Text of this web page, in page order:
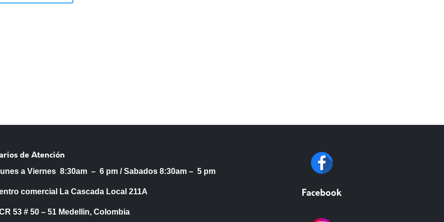
de Atención
a Viernes 8:30am – 6 pm /Sabados 8:30am – 5 pm
comercial La Cascada Local 211A
53 # 50 – 51 Medellin, Colombia
Facebook